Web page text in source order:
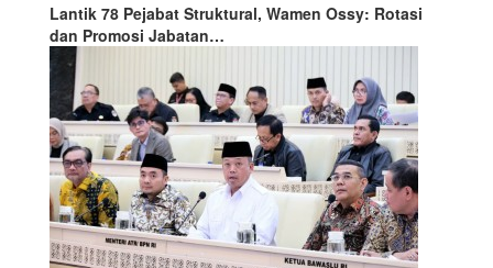
Lantik 78 Pejabat Struktural, Wamen Ossy: Rotasi
dan Promosi Jabatan…